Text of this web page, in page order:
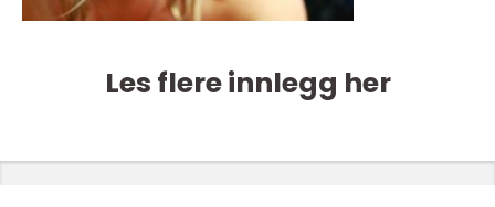
Les flere innlegg her